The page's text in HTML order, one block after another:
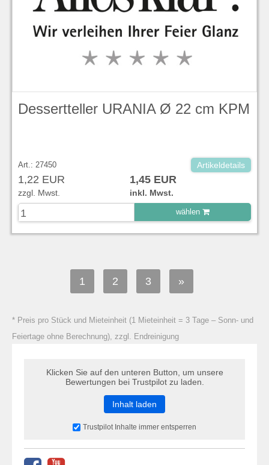
Dessertteller URANIA Ø 22 cm KPM
Art.: 27450 Artikeldetails
1,22 EUR 1,45 EUR
zzgl. Mwst. inkl. Mwst.
wählen
1 2 3 »
* Preis pro Stück und Mieteinheit (1 Mieteinheit = 3 Tage – Sonn- und
Feiertage ohne Berechnung), zzgl. Endreinigung
Klicken Sie auf den unteren Button, um unsere
Bewertungen bei Trustpilot zu laden.
Inhalt laden
Trustpilot Inhalte immer entsperren